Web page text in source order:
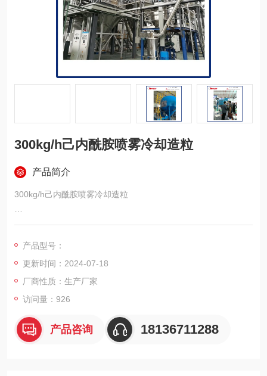
300kg/h己内酰胺喷雾冷却造粒
产品简介
300kg/h己内酰胺喷雾冷却造粒
(1)目的：
① 计划将己内酰胺液体进行造粒，己内酰胺储罐输出温度为8
5℃，它的凝固点是69℃，熔化状态与凝固状态类似白糖状态，
产品极易吸潮、熔化状态易氧化。
③ 整个过程正压密闭，不能接触空气
产品型号：
更新时间：2024-07-18
厂商性质：生产厂家
访问量：926
产品咨询 18136711288